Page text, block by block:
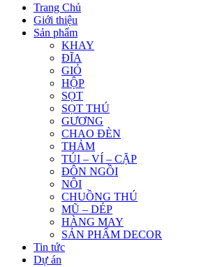
Trang Chủ
Giới thiệu
Sản phẩm
KHAY
ĐĨA
GIỎ
HỘP
SỌT
SỌT THÚ
GƯƠNG
CHAO ĐÈN
THẢM
TÚI – VÍ – CẶP
ĐÔN NGỒI
NÔI
CHUỒNG THÚ
MŨ – DÉP
HÀNG MAY
SẢN PHẨM DECOR
Tin tức
Dự án